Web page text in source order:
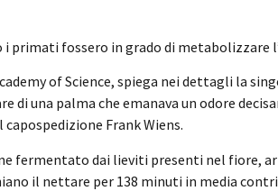
i primati fossero in grado di metabolizzare
of Science, spiega nei dettagli la
una palma che emanava un odore
Frank Wiens.
fermentato dai lieviti presenti nel fiore,
il nettare per 138 minuti in media